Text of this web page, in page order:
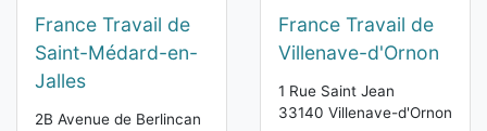
France Travail de
Saint-Médard-en-
Jalles
2B Avenue de Berlincan
France Travail de
Villenave-d'Ornon
1 Rue Saint Jean
33140 Villenave-d'Ornon